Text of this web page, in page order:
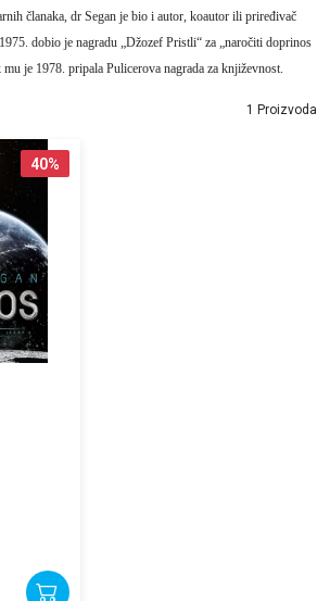
članaka, dr Segan je bio i autor, koautor ili priređivač
dobio je nagradu „Džozef Pristli“ za „naročiti doprinos
je 1978. pripala Pulicerova nagrada za književnost.
1 Proizvoda
40%